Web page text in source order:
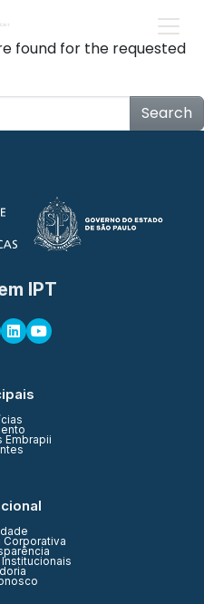
found for the requested
Search
IPT
Embrapii
Corporativa